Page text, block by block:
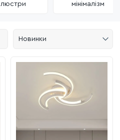
люстри
мінімалізм
Новинки